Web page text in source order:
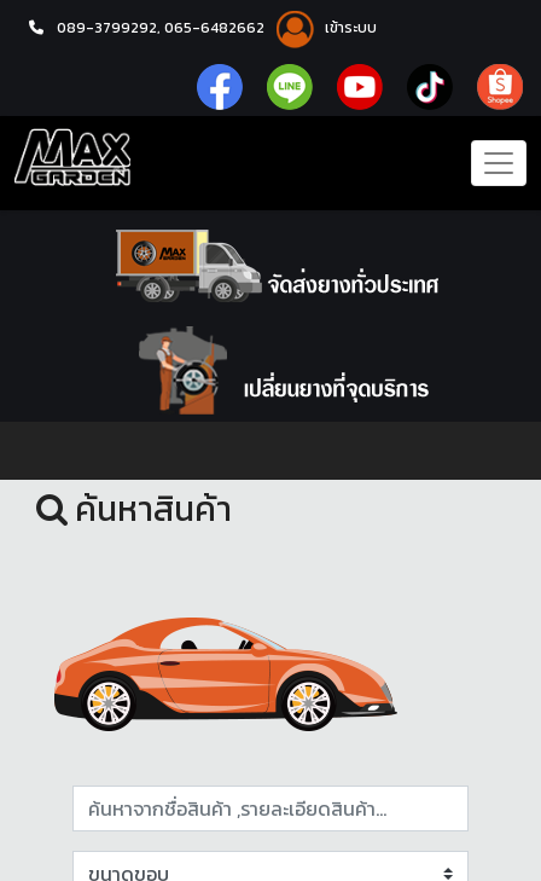
089-3799292, 065-6482662 เข้าระบบ
หน้าแรก
ค้นหาสินค้า